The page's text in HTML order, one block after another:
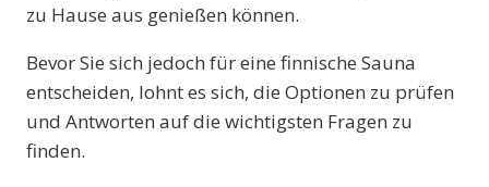
zu Hause aus genießen können.
Bevor Sie sich jedoch für eine finnische Sauna
entscheiden, lohnt es sich, die Optionen zu prüfen
und Antworten auf die wichtigsten Fragen zu
finden.